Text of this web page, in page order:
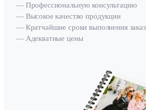
— Профессиональную консультацию
— Высокое качество продукции
— Кратчайшие сроки выполнения
— Адекватные цены